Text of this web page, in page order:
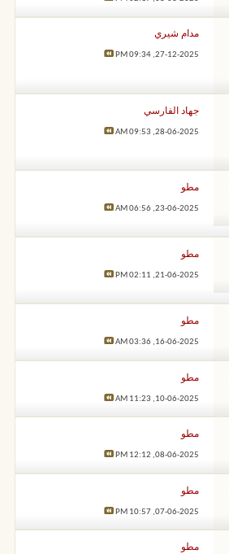
مدام شيري
27-12-2025,
09:34 PM
جهاد الفارسي
28-06-2025,
09:53 AM
مطو
23-06-2025,
06:56 AM
مطو
21-06-2025,
02:11 PM
مطو
16-06-2025,
03:36 AM
مطو
10-06-2025,
11:23 AM
مطو
08-06-2025,
12:12 PM
مطو
07-06-2025,
10:57 PM
مطو